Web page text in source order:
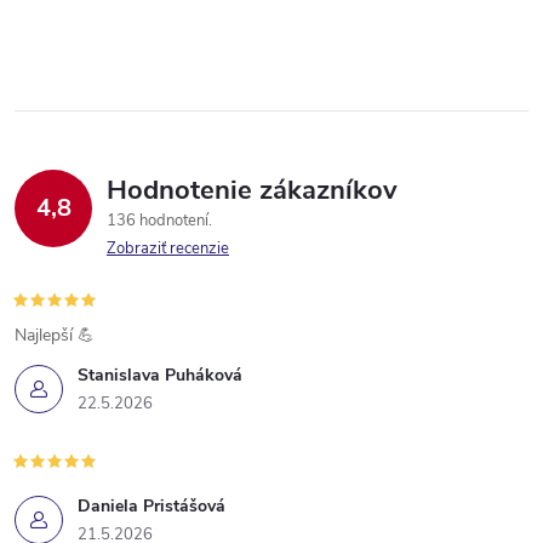
4,8 Hodnotenie zákazníkov
136 hodnotení
Zobraziť recenzie
Stanislava Puháková
22.5.2026
Najlepší 💪
Daniela Pristášová
21.5.2026